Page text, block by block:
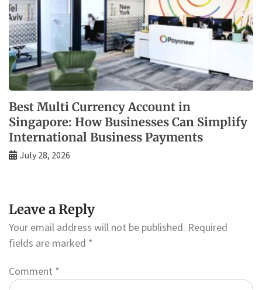
Best Multi Currency Account in
Singapore: How Businesses Can Simplify
International Business Payments
July 28, 2026
Leave a Reply
Your email address will not be published. Required
fields are marked *
Comment *